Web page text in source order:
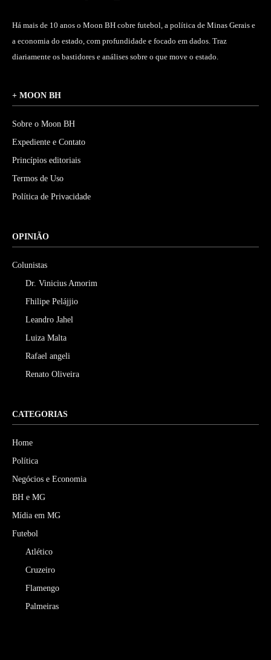
Há mais de 10 anos o Moon BH cobre futebol, a política de Minas Gerais e
a economia do estado, com profundidade e focado em dados. Traz
diariamente os bastidores e análises sobre o que move o estado.
+ MOON BH
Sobre o Moon BH
Expediente e Contato
Princípios editoriais
Termos de Uso
Política de Privacidade
OPINIÃO
Colunistas
Dr. Vinicius Amorim
Fhilipe Pelájjio
Leandro Jahel
Luiza Malta
Rafael angeli
Renato Oliveira
CATEGORIAS
Home
Política
Negócios e Economia
BH e MG
Mídia em MG
Futebol
Atlético
Cruzeiro
Flamengo
Palmeiras